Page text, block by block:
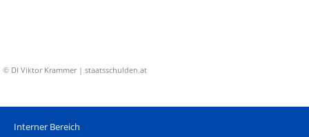
© DI Viktor Krammer | staatsschulden.at
Interner Bereich